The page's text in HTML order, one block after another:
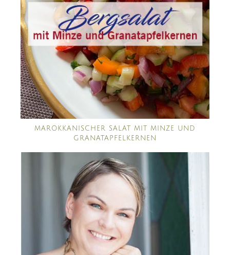
MAROKKANISCHER SALAT MIT MINZE UND
GRANATAPFELKERNEN